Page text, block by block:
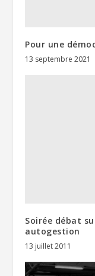
Pour une
13 septembre 2021
Soirée débat
autogestion
13 juillet 2011